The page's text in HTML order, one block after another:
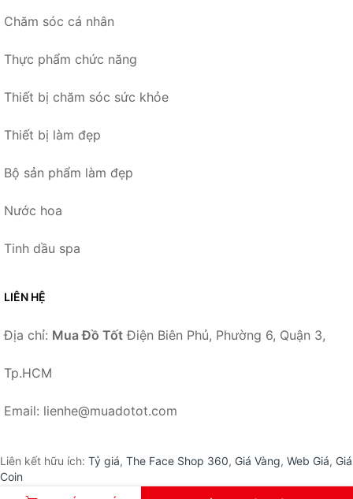
Chăm sóc cá nhân
Thực phẩm chức năng
Thiết bị chăm sóc sức khỏe
Thiết bị làm đẹp
Bộ sản phẩm làm đẹp
Nước hoa
Tinh dầu spa
LIÊN HỆ
Địa chỉ: Mua Đồ Tốt Điện Biên Phủ, Phường 6, Quận 3,
Tp.HCM
Email: lienhe@muadotot.com
Liên kết hữu ích: Tỷ giá, The Face Shop 360, Giá Vàng, Web Giá, Giá
Coin